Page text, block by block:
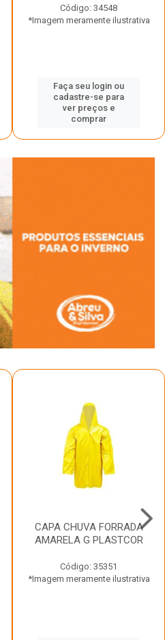
Código: 34548
*Imagem meramente ilustrativa
Faça seu login ou
cadastre-se para
ver preços e
comprar
CAPA CHUVA FORRADA
AMARELA G PLASTCOR
Código: 35351
*Imagem meramente ilustrativa